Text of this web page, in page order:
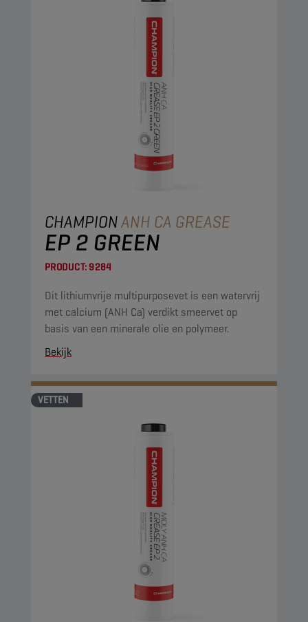
CHAMPIONANH CA GREASE
EP 2 GREEN
PRODUCT:9284
Dit lithiumvrije multipurposevet is een watervrij
met calcium (ANH Ca) verdikt smeervet op
basis van een minerale olie en polymeer.
Bekijk
VETTEN